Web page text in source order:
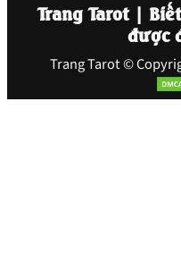
Trang Tarot |
được
Trang Tarot ©